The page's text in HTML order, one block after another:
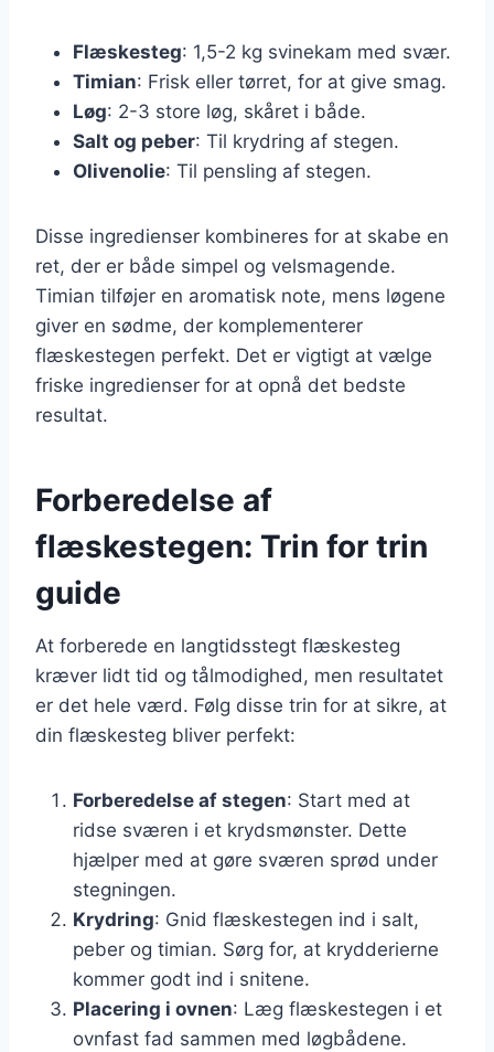
Flæskesteg: 1,5-2 kg svinekam med svær.
Timian: Frisk eller tørret, for at give smag.
Løg: 2-3 store løg, skåret i både.
Salt og peber: Til krydring af stegen.
Olivenolie: Til pensling af stegen.
Disse ingredienser kombineres for at skabe en
ret, der er både simpel og velsmagende.
Timian tilføjer en aromatisk note, mens løgene
giver en sødme, der komplementerer
flæskestegen perfekt. Det er vigtigt at vælge
friske ingredienser for at opnå det bedste
resultat.
Forberedelse af
flæskestegen: Trin for trin
guide
At forberede en langtidsstegt flæskesteg
kræver lidt tid og tålmodighed, men resultatet
er det hele værd. Følg disse trin for at sikre, at
din flæskesteg bliver perfekt:
Forberedelse af stegen: Start med at
ridse sværen i et krydsmønster. Dette
hjælper med at gøre sværen sprød under
stegningen.
Krydring: Gnid flæskestegen ind i salt,
peber og timian. Sørg for, at krydderierne
kommer godt ind i snitene.
Placering i ovnen: Læg flæskestegen i et
ovnfast fad sammen med løgbådene.